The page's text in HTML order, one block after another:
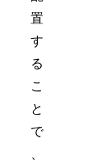
置
す
る
こ
と
で